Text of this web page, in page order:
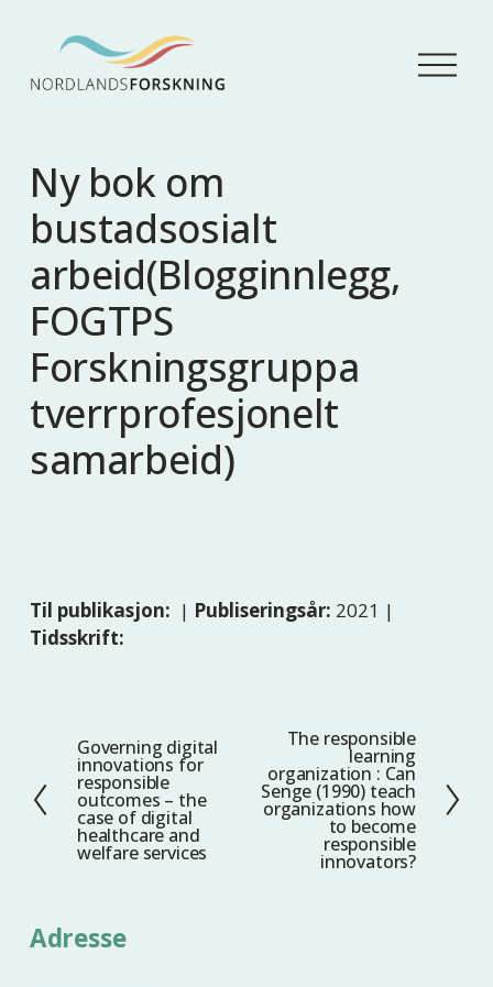
Å
p
Ny bok om
bustadsosialt
arbeid(Blogginnlegg,
FOGTPS
Forskningsgruppa
tverrprofesjonelt
samarbeid)
Til publikasjon: | Publiseringsår: 2021 |
Tidsskrift:
F
o
r
r
i
Governing digital
innovations for
responsible
outcomes – the
case of digital
healthcare and
welfare services
The responsible
learning
organization : Can
Senge (1990) teach
organizations how
to become
responsible
innovators?
Adresse